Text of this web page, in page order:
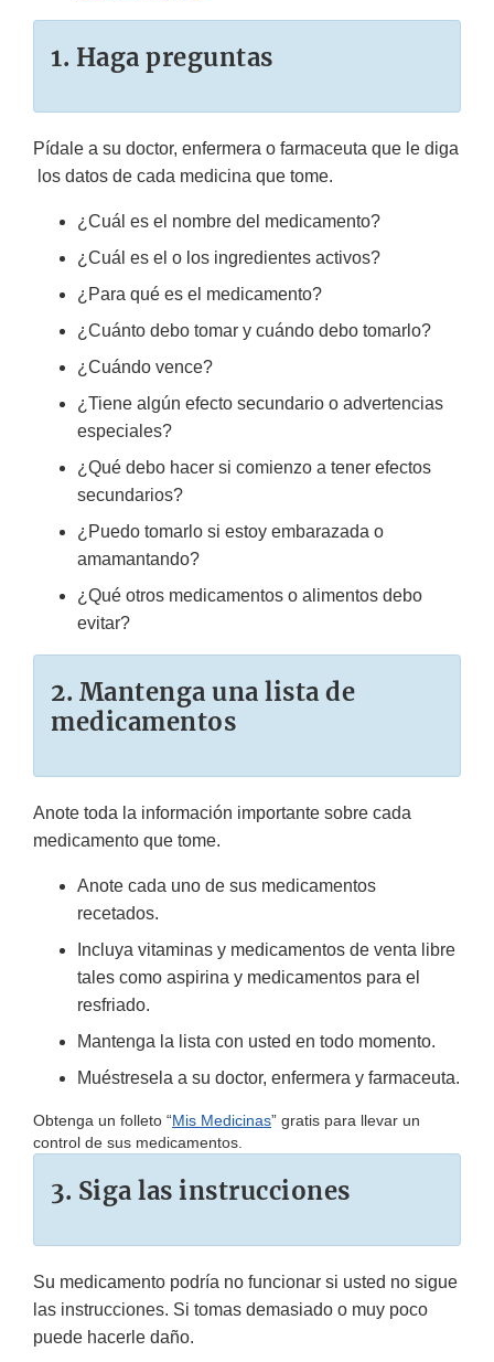
1. Haga preguntas
Pídale a su doctor, enfermera o farmaceuta que le diga
los datos de cada medicina que tome.
¿Cuál es el nombre del medicamento?
¿Cuál es el o los ingredientes activos?
¿Para qué es el medicamento?
¿Cuánto debo tomar y cuándo debo tomarlo?
¿Cuándo vence?
¿Tiene algún efecto secundario o advertencias
especiales?
¿Qué debo hacer si comienzo a tener efectos
secundarios?
¿Puedo tomarlo si estoy embarazada o
amamantando?
¿Qué otros medicamentos o alimentos debo
evitar?
2. Mantenga una lista de
medicamentos
Anote toda la información importante sobre cada
medicamento que tome.
Anote cada uno de sus medicamentos
recetados.
Incluya vitaminas y medicamentos de venta libre
tales como aspirina y medicamentos para el
resfriado.
Mantenga la lista con usted en todo momento.
Muéstresela a su doctor, enfermera y farmaceuta.
Obtenga un folleto “Mis Medicinas” gratis para llevar un
control de sus medicamentos.
3. Siga las instrucciones
Su medicamento podría no funcionar si usted no sigue
las instrucciones. Si tomas demasiado o muy poco
puede hacerle daño.